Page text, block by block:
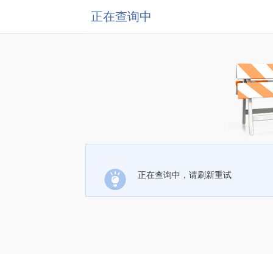
正在查询中
正在查询中，请刷新重试